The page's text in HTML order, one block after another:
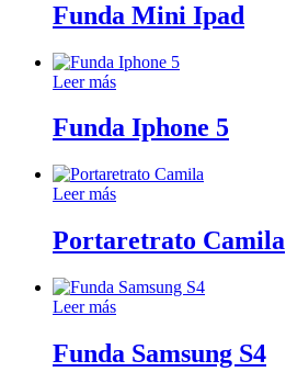
Funda Mini Ipad
Leer más
Funda Iphone 5
Leer más
Portaretrato Camila
Leer más
Funda Samsung S4